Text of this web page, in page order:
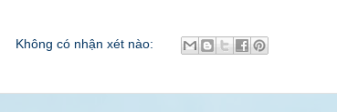
Không có nhận xét nào: